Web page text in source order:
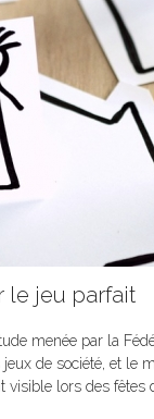
le jeu parfait
menée par la
de société, et le
lors des fêtes